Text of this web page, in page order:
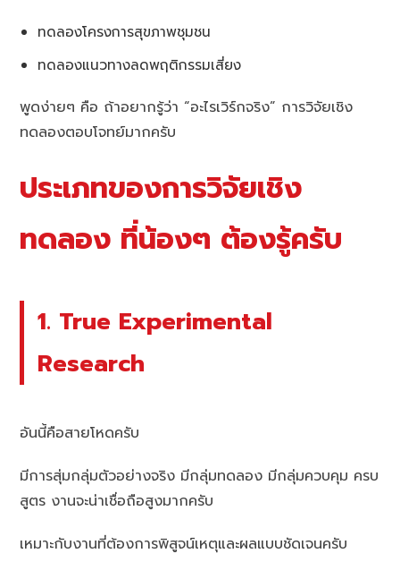
ทดลองโครงการสุขภาพชุมชน
ทดลองแนวทางลดพฤติกรรมเสี่ยง
พูดง่ายๆ คือ ถ้าอยากรู้ว่า “อะไรเวิร์กจริง” การวิจัยเชิง
ทดลองตอบโจทย์มากครับ
ประเภทของการวิจัยเชิง
ทดลอง ที่น้องๆ ต้องรู้ครับ
1. True Experimental
Research
อันนี้คือสายโหดครับ
มีการสุ่มกลุ่มตัวอย่างจริง มีกลุ่มทดลอง มีกลุ่มควบคุม ครบ
สูตร งานจะน่าเชื่อถือสูงมากครับ
เหมาะกับงานที่ต้องการพิสูจน์เหตุและผลแบบชัดเจนครับ